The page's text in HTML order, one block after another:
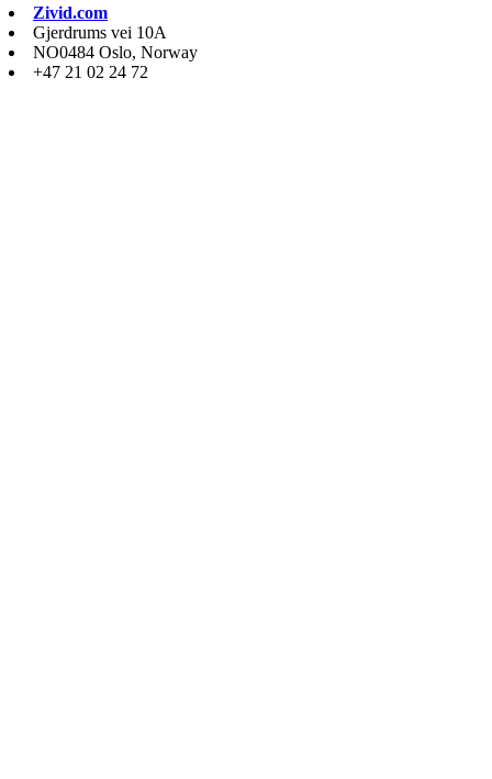
Zivid.com
Gjerdrums vei 10A
NO0484 Oslo, Norway
+47 21 02 24 72